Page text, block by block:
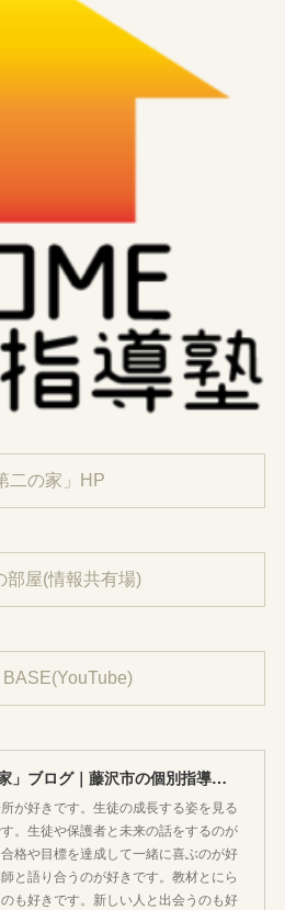
二の家」HP
部屋(情報共有場)
BASE(YouTube)
「第二の家」ブログ｜藤沢市の個別指導塾のお話
が好きです。生徒の成長する姿を見る
。生徒や保護者と未来の話をするのが
格や目標を達成して一緒に喜ぶのが好
と語り合うのが好きです。教材とにら
も好きです。新しい人と出会うのも好